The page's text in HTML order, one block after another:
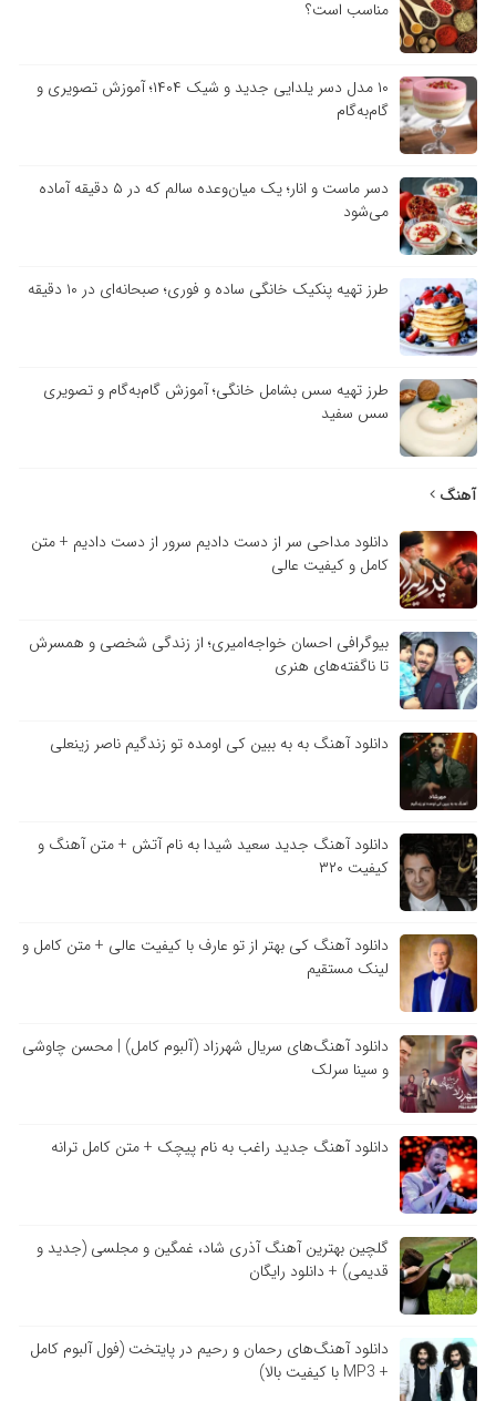
مناسب است؟
۱۰ مدل دسر یلدایی جدید و شیک ۱۴۰۴؛ آموزش تصویری و
گام‌به‌گام
دسر ماست و انار؛ یک میان‌وعده سالم که در ۵ دقیقه آماده
می‌شود
طرز تهیه پنکیک خانگی ساده و فوری؛ صبحانه‌ای در ۱۰ دقیقه
طرز تهیه سس بشامل خانگی؛ آموزش گام‌به‌گام و تصویری
سس سفید
آهنگ
دانلود مداحی سر از دست دادیم سرور از دست دادیم + متن
کامل و کیفیت عالی
بیوگرافی احسان خواجه‌امیری؛ از زندگی شخصی و همسرش
تا ناگفته‌های هنری
دانلود آهنگ به به ببین کی اومده تو زندگیم ناصر زینعلی
دانلود آهنگ جدید سعید شیدا به نام آتش + متن آهنگ و
کیفیت ۳۲۰
دانلود آهنگ کی بهتر از تو عارف با کیفیت عالی + متن کامل و
لینک مستقیم
دانلود آهنگ‌های سریال شهرزاد (آلبوم کامل) | محسن چاوشی
و سینا سرلک
دانلود آهنگ جدید راغب به نام پیچک + متن کامل ترانه
گلچین بهترین آهنگ آذری شاد، غمگین و مجلسی (جدید و
قدیمی) + دانلود رایگان
دانلود آهنگ‌های رحمان و رحیم در پایتخت (فول آلبوم کامل
+ MP3 با کیفیت بالا)